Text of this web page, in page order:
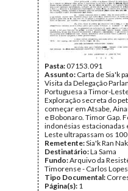
Pasta:07153.091
Assunto: Carta de Sia'k
Visita da Delegação
Portuguesa a Timor-
Exploração secreta do
começar em Atsabe,
e Bobonaro. Timor Gap.
indonésias estacionadas
Leste ultrapassam os
Remetente:Sia'k Ran
Destinatário:La Sama
Fundo:Arquivo da
Timorense - Carlos Lopes
Tipo Documental:
Página(s): 1